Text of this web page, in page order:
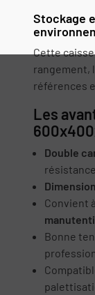
Stockage
Cette
rangement,
références
Les
Double
Convient à
Bonne